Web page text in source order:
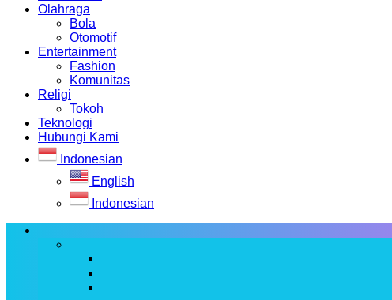
Olahraga
Bola
Otomotif
Entertainment
Fashion
Komunitas
Religi
Tokoh
Teknologi
Hubungi Kami
Indonesian
English
Indonesian